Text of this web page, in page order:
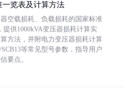
览表及计算方法
空载损耗、负载损耗的国家标准
提供1000kVA变压器损耗计算实
方法，并附电力变压器损耗计算
等常见型号参数，指导用户
要点。